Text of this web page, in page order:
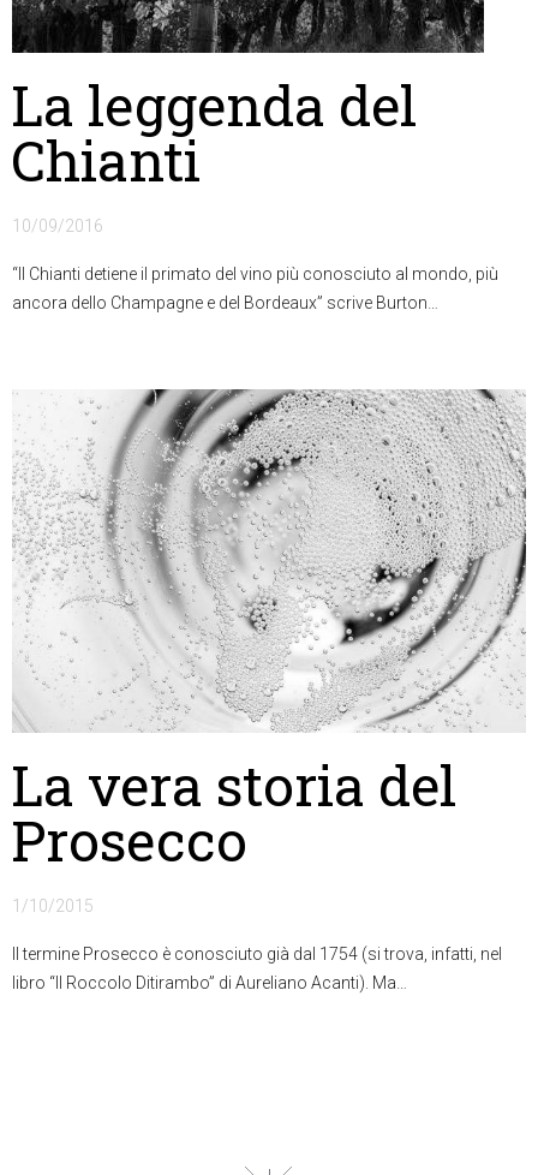
La leggenda del
Chianti
10/09/2016
“Il Chianti detiene il primato del vino più conosciuto al mondo, più
ancora dello Champagne e del Bordeaux” scrive Burton…
La vera storia del
Prosecco
1/10/2015
Il termine Prosecco è conosciuto già dal 1754 (si trova, infatti, nel
libro “Il Roccolo Ditirambo” di Aureliano Acanti). Ma…